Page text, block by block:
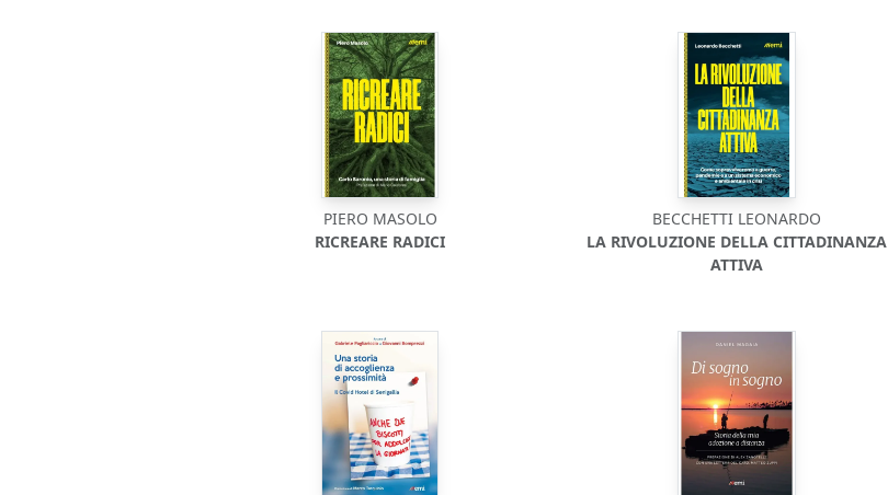
PIERO MASOLO
RICREARE RADICI
BECCHETTI LEONARDO
LA RIVOLUZIONE DELLA CITTADINANZA
ATTIVA